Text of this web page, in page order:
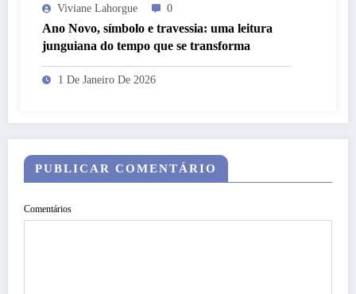
Viviane Lahorgue 0
Ano Novo, símbolo e travessia: uma leitura
junguiana do tempo que se transforma
1 De Janeiro De 2026
PUBLICAR COMENTÁRIO
Comentários